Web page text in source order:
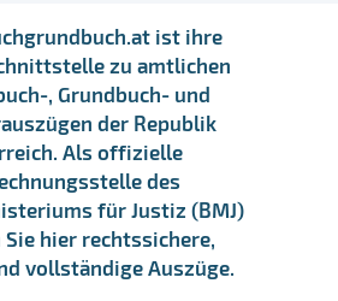
ist ihre
zu amtlichen
, Grundbuch- und
der Republik
Als offizielle
des
für Justiz (BMJ)
hier rechtssichere,
vollständige Auszüge.